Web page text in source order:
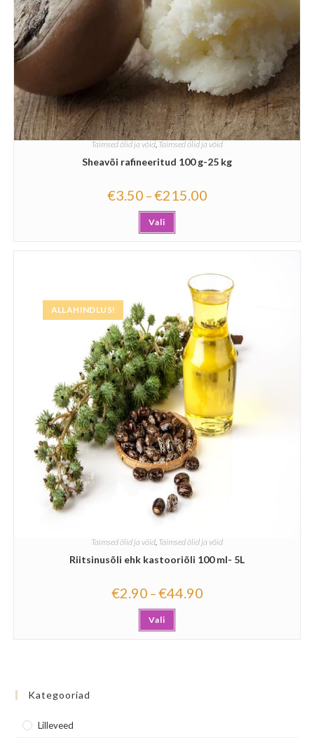
Taimsed õlid ja võid,Taimsed õlid ja võid
Sheavõi rafineeritud 100 g-25 kg
€3.50 –€215.00
Vali
ALLAHINDLUS!
Taimsed õlid ja võid Taimsed õlid ja võid
Riitsinusõli ehk kastooriõli 100 ml- 5L
€2.90 –€44.90
Vali
Kategooriad
Lilleveed